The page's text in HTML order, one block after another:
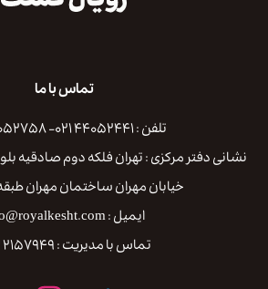
تماس با ما
تلفن : ۴۴۰۵۲۴۴۱ ۰۲۱- ۴۴۰۵۲۷۵۸ ۰۲۱
نشانی دفتر مرکزی : تهران فلكه دوم صادقيه
خيابان مهران ساختمان مهران طبقه ٤ واحد
ایمیل : info@royalkesht.com
تماس با مدیریت : ۲۱۵۷۹۴۹ ۰۹۱۲